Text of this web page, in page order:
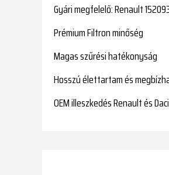
Gyári megfelelő: Renault
Prémium Filtron minőség
Magas szűrési hatékonyság
Hosszú élettartam és
OEM illeszkedés Renault és